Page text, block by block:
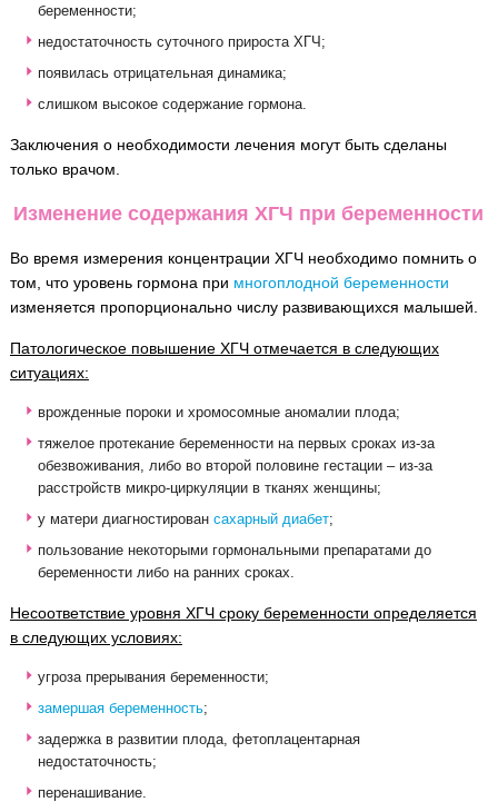
беременности;
недостаточность суточного прироста ХГЧ;
появилась отрицательная динамика;
слишком высокое содержание гормона.
Заключения о необходимости лечения могут быть сделаны
только врачом.
Изменение содержания ХГЧ при беременности
Во время измерения концентрации ХГЧ необходимо помнить о
том, что уровень гормона при многоплодной беременности
изменяется пропорционально числу развивающихся малышей.
Патологическое повышение ХГЧ отмечается в следующих
ситуациях:
врожденные пороки и хромосомные аномалии плода;
тяжелое протекание беременности на первых сроках из-за
обезвоживания, либо во второй половине гестации – из-за
расстройств микро-циркуляции в тканях женщины;
у матери диагностирован сахарный диабет;
пользование некоторыми гормональными препаратами до
беременности либо на ранних сроках.
Несоответствие уровня ХГЧ сроку беременности определяется
в следующих условиях:
угроза прерывания беременности;
замершая беременность;
задержка в развитии плода, фетоплацентарная
недостаточность;
перенашивание.